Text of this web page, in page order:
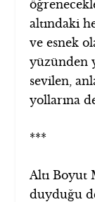
altındaki
ve esnek
yüzünden
sevilen,
yollarına
***
Altı Boyut
duyduğu